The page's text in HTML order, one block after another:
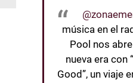
música en el
Pool nos
nueva era con
Good”, un viaje